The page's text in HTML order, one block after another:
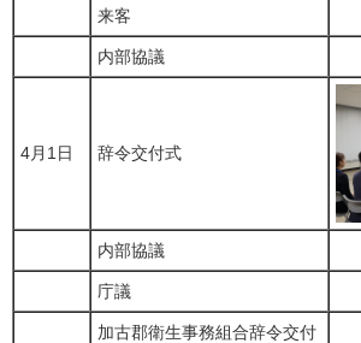
来客
内部協議
4月1日 辞令交付式
内部協議
庁議
加古郡衛生事務組合辞令交付